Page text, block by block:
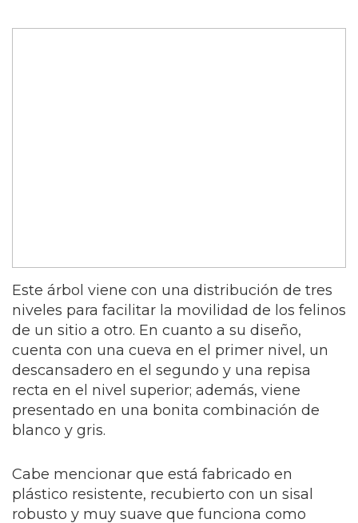
Este árbol viene con una distribución de tres
niveles para facilitar la movilidad de los felinos
de un sitio a otro. En cuanto a su diseño,
cuenta con una cueva en el primer nivel, un
descansadero en el segundo y una repisa
recta en el nivel superior; además, viene
presentado en una bonita combinación de
blanco y gris.
Cabe mencionar que está fabricado en
plástico resistente, recubierto con un sisal
robusto y muy suave que funciona como